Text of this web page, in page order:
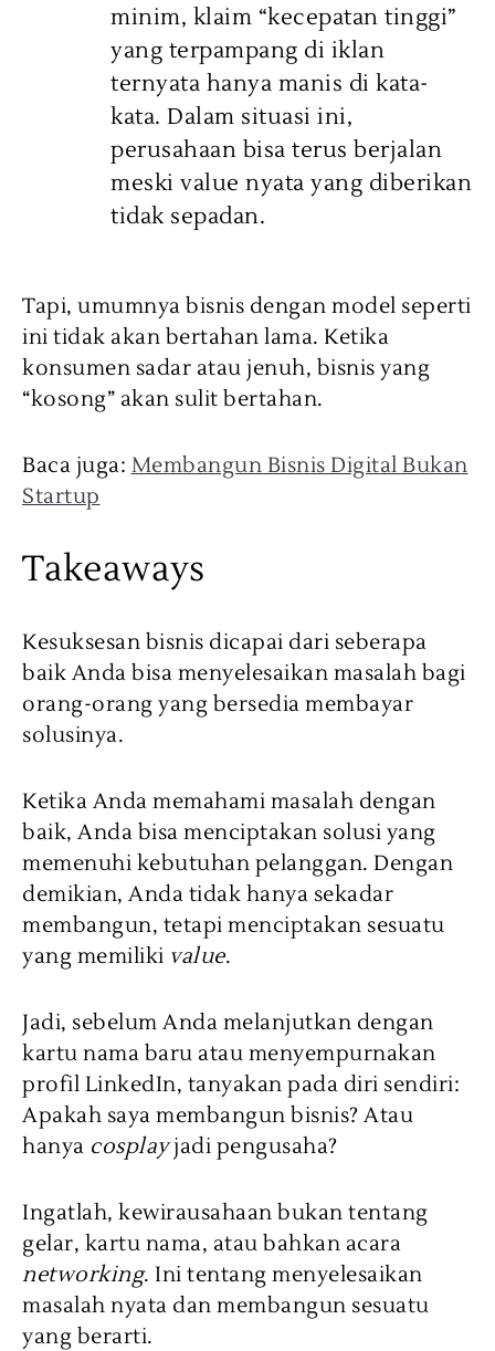
minim, klaim “kecepatan tinggi”
yang terpampang di iklan
ternyata hanya manis di kata-
kata. Dalam situasi ini,
perusahaan bisa terus berjalan
meski value nyata yang diberikan
tidak sepadan.
Tapi, umumnya bisnis dengan model seperti
ini tidak akan bertahan lama. Ketika
konsumen sadar atau jenuh, bisnis yang
“kosong” akan sulit bertahan.
Baca juga: Membangun Bisnis Digital Bukan
Startup
Takeaways
Kesuksesan bisnis dicapai dari seberapa
baik Anda bisa menyelesaikan masalah bagi
orang-orang yang bersedia membayar
solusinya.
Ketika Anda memahami masalah dengan
baik, Anda bisa menciptakan solusi yang
memenuhi kebutuhan pelanggan. Dengan
demikian, Anda tidak hanya sekadar
membangun, tetapi menciptakan sesuatu
yang memiliki value.
Jadi, sebelum Anda melanjutkan dengan
kartu nama baru atau menyempurnakan
profil LinkedIn, tanyakan pada diri sendiri:
Apakah saya membangun bisnis? Atau
hanya cosplayjadi pengusaha?
Ingatlah, kewirausahaan bukan tentang
gelar, kartu nama, atau bahkan acara
networking. Ini tentang menyelesaikan
masalah nyata dan membangun sesuatu
yang berarti.